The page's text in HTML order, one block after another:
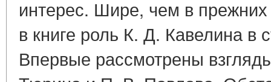
интерес. Шире, чем в
в книге роль К. Д. Кавелина в
Впервые рассмотрены